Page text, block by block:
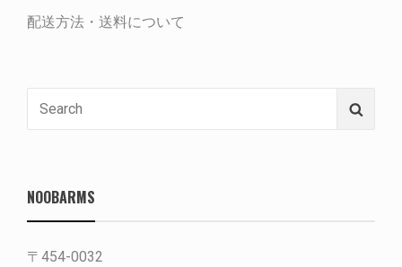
配送方法・送料について
NOOBARMS
〒454-0032